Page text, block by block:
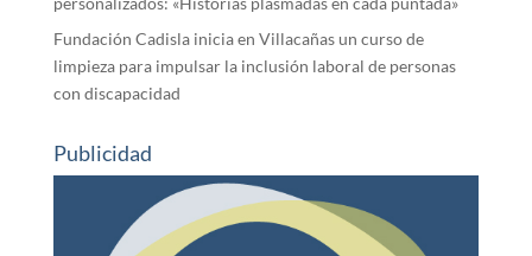
Fundación Cadisla inicia en Villacañas un curso de
limpieza para impulsar la inclusión laboral de personas
con discapacidad
Publicidad